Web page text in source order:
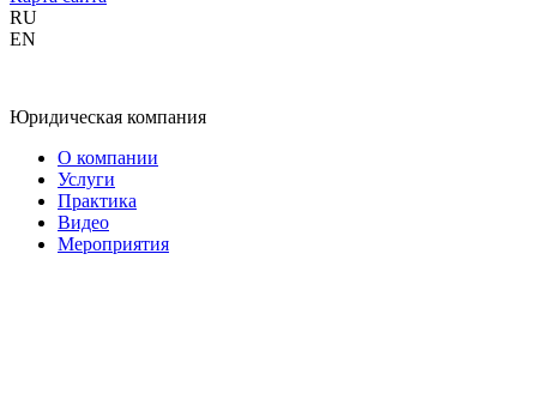
RU
EN
Юридическая компания
О компании
Услуги
Практика
Видео
Мероприятия